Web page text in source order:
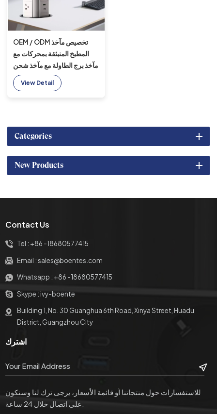
OEM / ODM تخصيص مآخذ
المطبخ المنبثقة بمحركات مع
مآخذ برج الطاولة مع مآخذ شحن
USB A + C
View Detail
Categories
New Products
Contact Us
Tel : +86 -18680577415
Email :sales@boentes.com
Whatsapp : +86 -18680577415
Skype :ivy-boente
Building 1, No. 30 Guanghua 6th Road, Xinya Street, Huadu
District, Guangzhou City
اشترك
للاستفسارات حول منتجاتنا أو قائمة الأسعار، يرجى ترك لنا وسنكون